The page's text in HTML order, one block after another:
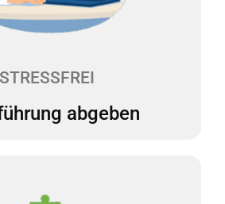
STRESSFREI
abgeben
Ein Dashboard zeigt Ihnen
es um Ihre Finanzen steht. So